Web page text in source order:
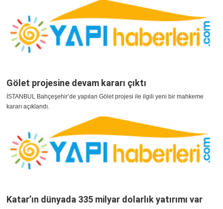
Gölet projesine devam kararı çıktı
İSTANBUL Bahçeşehir’de yapılan Gölet projesi ile ilgili yeni bir mahkeme
kararı açıklandı.
Katar’ın dünyada 335 milyar dolarlık yatırımı var